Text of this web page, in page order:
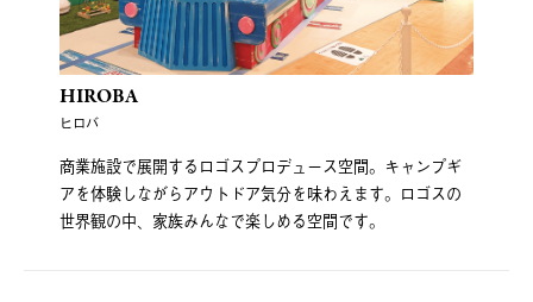
HIROBA
ヒロバ
商業施設で展開するロゴスプロデュース空間。キャンプギ
アを体験しながらアウトドア気分を味わえます。ロゴスの
世界観の中、家族みんなで楽しめる空間です。